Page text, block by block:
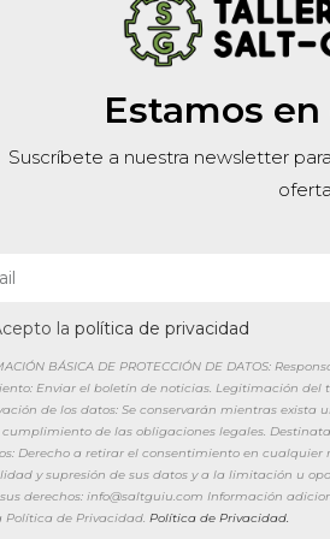
Estamos
Suscríbete a nuestra newsletter
la política de privacidad
BÁSICA DE PROTECCIÓN DE DATOS:
Enviar el boletín de noticias. Legitimación del
de los datos: Se conservarán mientras
de las obligaciones legales.
Derecho a retirar el consentimiento en cualquier
y supresión de sus datos y a la limitación u
derechos: info@saltguiu.com Información
Política de Privacidad. Política de Privacidad.